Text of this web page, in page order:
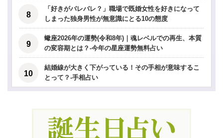
「好きがバレバレ？」職場で既婚女性を好きになって
しまった独身男性が無意識にとる10の態度
蠍座2026年の運勢(令和8年)｜魂レベルでの再生、本質
の変容期とは？-今年の星座運勢無料占い
結婚線が大きく下がっている！その手相が意味するこ
とって？-手相占い